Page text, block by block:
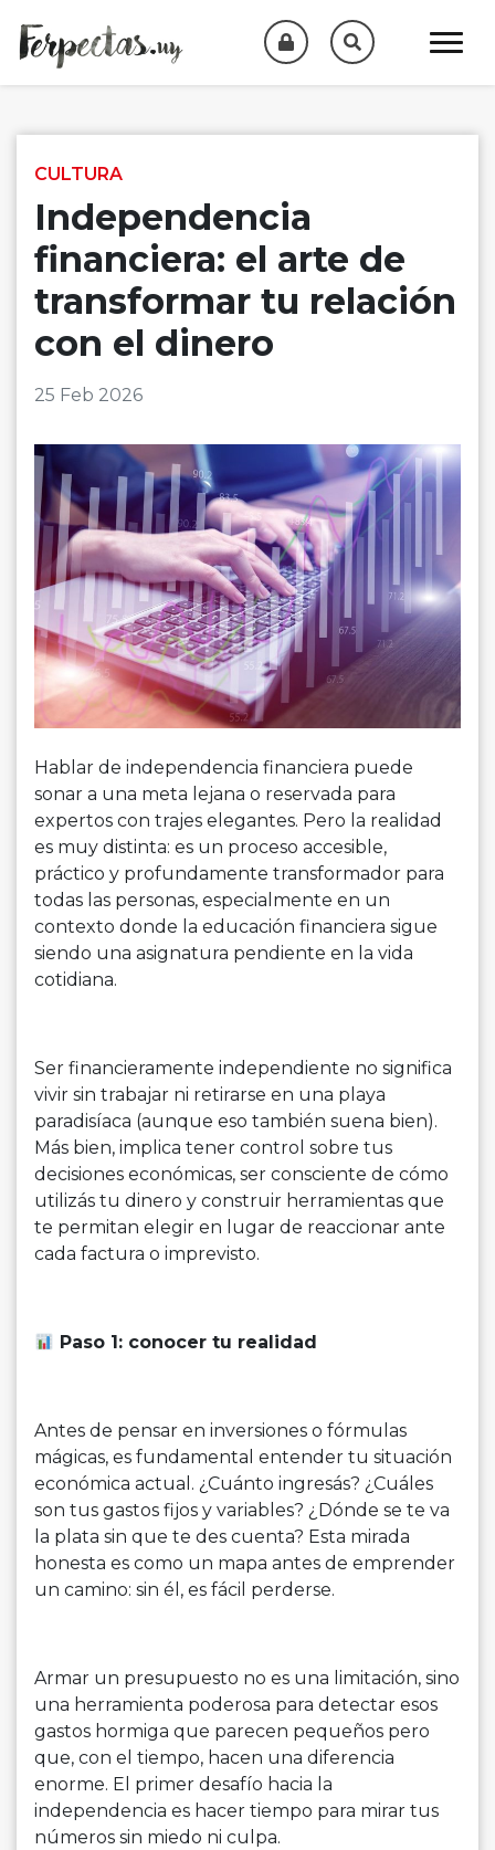
CULTURA
Independencia
financiera: el arte de
transformar tu relación
con el dinero
25 Feb 2026
Hablar de independencia financiera puede
sonar a una meta lejana o reservada para
expertos con trajes elegantes. Pero la realidad
es muy distinta: es un proceso accesible,
práctico y profundamente transformador para
todas las personas, especialmente en un
contexto donde la educación financiera sigue
siendo una asignatura pendiente en la vida
cotidiana.
Ser financieramente independiente no significa
vivir sin trabajar ni retirarse en una playa
paradisíaca (aunque eso también suena bien).
Más bien, implica tener control sobre tus
decisiones económicas, ser consciente de cómo
utilizás tu dinero y construir herramientas que
te permitan elegir en lugar de reaccionar ante
cada factura o imprevisto.
Paso 1: conocer tu realidad
Antes de pensar en inversiones o fórmulas
mágicas, es fundamental entender tu situación
económica actual. ¿Cuánto ingresás? ¿Cuáles
son tus gastos fijos y variables? ¿Dónde se te va
la plata sin que te des cuenta? Esta mirada
honesta es como un mapa antes de emprender
un camino: sin él, es fácil perderse.
Armar un presupuesto no es una limitación, sino
una herramienta poderosa para detectar esos
gastos hormiga que parecen pequeños pero
que, con el tiempo, hacen una diferencia
enorme. El primer desafío hacia la
independencia es hacer tiempo para mirar tus
números sin miedo ni culpa.